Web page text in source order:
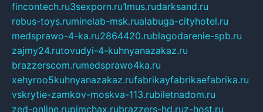
fincontech.ru3sexporn.ru1mus.rudarksand.ru
rebus-toys.ruminelab-msk.rualabuga-cityhotel.ru
medsprawo-4-ka.ru2864420.rublagodarenie-spb.ru
zajmy24.rutovudyi-4-kuhnyanazakaz.ru
brazzerscom.rumedsprawo4ka.ru
xehyroo5kuhnyanazakaz.rufabrikayfabrikaefabrika.ru
vskrytie-zamkov-moskva-113.rubiletnadom.ru
zed-online.rupimchax.rubrazzers-hd.ruz-host.ru